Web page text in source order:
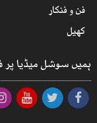
فن و فنکار
کھیل
ہمیں سوشل میڈیا پر